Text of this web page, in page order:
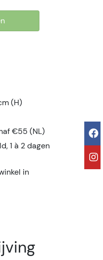
(H)
€55 (NL)
1 à 2 dagen
in